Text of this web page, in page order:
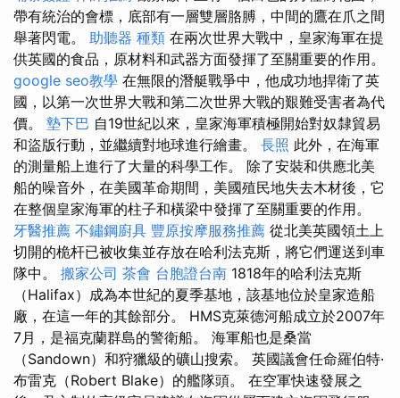
帶有統治的會標，底部有一層雙層胳膊，中間的鷹在爪之間
舉著閃電。 助聽器 種類 在兩次世界大戰中，皇家海軍在提
供英國的食品，原材料和武器方面發揮了至關重要的作用。
google seo教學 在無限的潛艇戰爭中，他成功地捍衛了英
國，以第一次世界大戰和第二次世界大戰的艱難受害者為代
價。 墊下巴 自19世紀以來，皇家海軍積極開始對奴隸貿易
和盜版行動，並繼續對地球進行繪畫。 長照 此外，在海軍
的測量船上進行了大量的科學工作。 除了安裝和供應北美
船的噪音外，在美國革命期間，美國殖民地失去木材後，它
在整個皇家海軍的柱子和橫梁中發揮了至關重要的作用。
牙醫推薦 不鏽鋼廚具 豐原按摩服務推薦 從北美英國領土上
切開的桅杆已被收集並存放在哈利法克斯，將它們運送到車
隊中。 搬家公司 茶會 台胞證台南 1818年的哈利法克斯
（Halifax）成為本世紀的夏季基地，該基地位於皇家造船
廠，在這一年的其餘部分。 HMS克萊德河船成立於2007年
7月，是福克蘭群島的警衛船。 海軍船也是桑當
（Sandown）和狩獵級的礦山搜索。 英國議會任命羅伯特·
布雷克（Robert Blake）的艦隊頭。 在空軍快速發展之